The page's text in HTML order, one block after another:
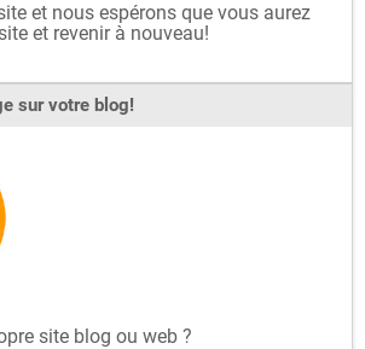
et nous espérons que vous aurez
et revenir à nouveau!
sur votre blog!
site blog ou web ?